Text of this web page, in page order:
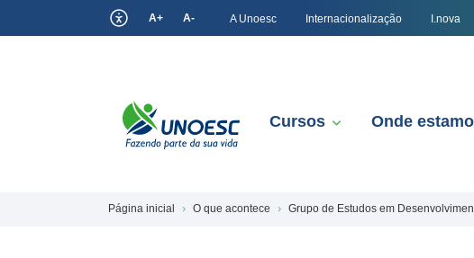
A+ A- A Unoesc Internacionalização I.nova
Cursos Onde
Página inicial O que acontece Grupo de Estudos em